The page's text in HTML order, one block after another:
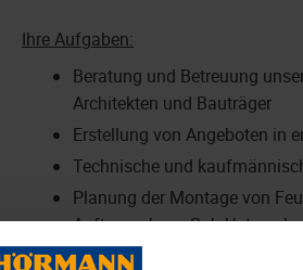
Ihre Aufgaben:
Beratung und Betreuung
Architekten und Bauträger
Erstellung von Angeboten in
Technische und
Planung der Montage von
Auftraggebern, Sub-
Erarbeitung von Lösungen